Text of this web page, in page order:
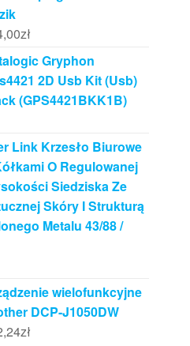
zł
Gryphon
2D Usb Kit (Usb)
(GPS4421BKK1B)
Link Krzesło Biurowe
O Regulowanej
Siedziska Ze
Skóry I Strukturą
Metalu 43/88 /
wielofunkcyjne
DCP-J1050DW
zł